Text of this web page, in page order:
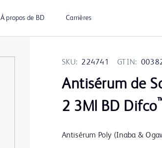
À propos de BD Carrières
SKU: 224741 GTIN:
Antisérum de
2 3Ml BD Difco
Antisérum Poly (Inaba &